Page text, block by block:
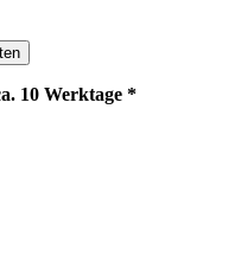
10 Werktage *